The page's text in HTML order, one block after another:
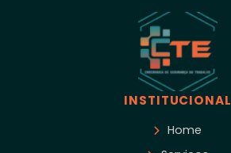
INSTITUCIONAL
Home